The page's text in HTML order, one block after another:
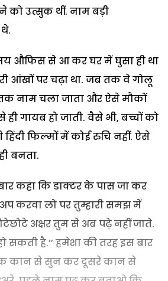
को उत्सुक थीं. नाम बड़ी
औफिस से आ कर घर में घुसा ही था
आंखों पर चढ़ा था. जब तक वे गोलू
नाम चला जाता और ऐसे मौकों
गायब हो जाती. वैसे भी, बच्चों को
फिल्मों में कोई रुचि नहीं. ऐसे
बनता.
बार कहा कि डाक्टर के पास जा कर
करवा लो पर तुम्हारी समझ में
अक्षर तुम से अब पढ़े नहीं जाते.
सकती है.’’हमेशा की तरह इस बार
कान से सुन कर दूसरे कान से